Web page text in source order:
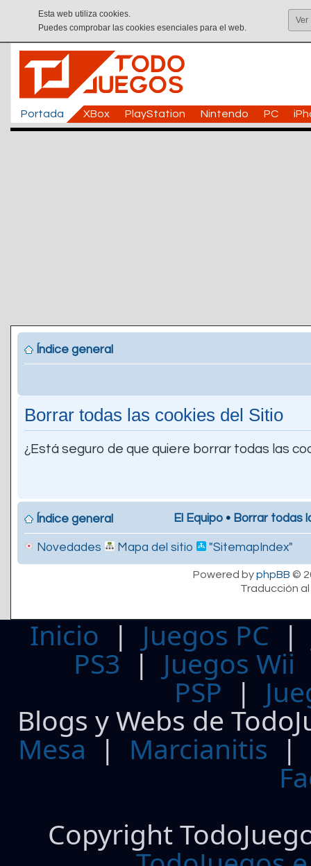
Esta web utiliza cookies.
Puedes comprobar las cookies esenciales para el web.
Ver
Portada XBox PlayStation Nintendo PC
Índice general
Borrar todas las cookies del Sitio
¿Está seguro de que quiere borrar todas las
Índice general El Equipo • Borrar todas
Novedades Mapa del sitio "SitemapIndex"
Powered byphpBB ©
Traducción
Inicio | Juegos PC
PS3| Juegos Wii
PSP |
Blogs y Webs de
Mesa | Marcianitis |
Copyright